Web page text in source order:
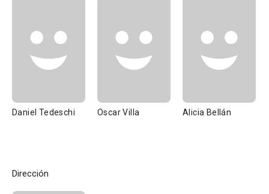
Daniel Tedeschi Oscar Villa Alicia Bellán
Dirección